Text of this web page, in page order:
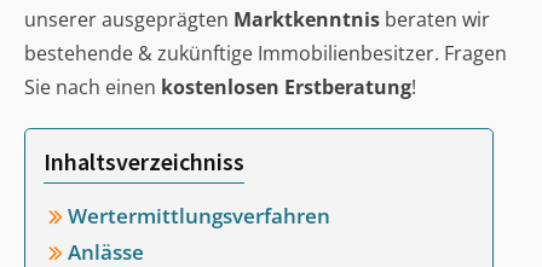
unserer ausgeprägten Marktkenntnis beraten wir
bestehende & zukünftige Immobilienbesitzer. Fragen
Sie nach einen kostenlosen Erstberatung!
Inhaltsverzeichniss
Wertermittlungsverfahren
Anlässe